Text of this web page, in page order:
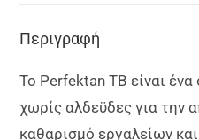
Περιγραφή
Το Perfektan TB είναι
χωρίς αλδεϋδες για την
καθαρισμό εργαλείων